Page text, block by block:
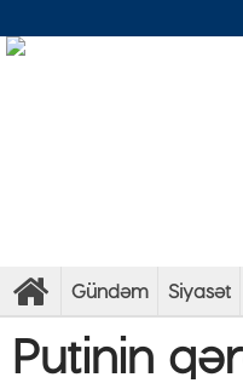
Gündəm Siyasət
Putinin